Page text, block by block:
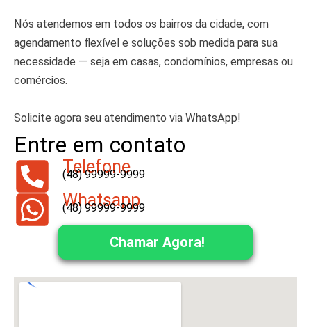
Nós atendemos em todos os bairros da cidade, com
agendamento flexível e soluções sob medida para sua
necessidade — seja em casas, condomínios, empresas ou
comércios.
Solicite agora seu atendimento via WhatsApp!
Entre em contato
Telefone
(48) 99999-9999
Whatsapp
(48) 99999-9999
Chamar Agora!